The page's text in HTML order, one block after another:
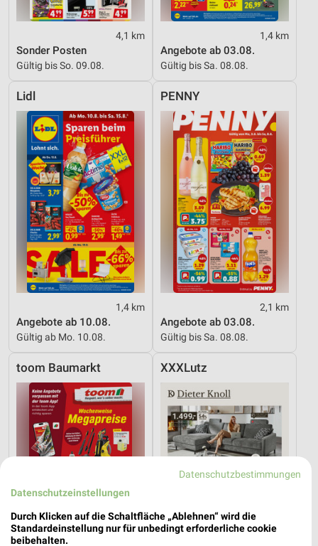
4,1 km
Sonder Posten
Gültig bis So. 09.08.
1,4 km
Angebote ab 03.08.
Gültig bis Sa. 08.08.
Lidl
1,4 km
Angebote ab 10.08.
Gültig ab Mo. 10.08.
PENNY
2,1 km
Angebote ab 03.08.
Gültig bis Sa. 08.08.
toom Baumarkt XXXLutz
Datenschutzbestimmungen
Datenschutzeinstellungen
Durch Klicken auf die Schaltfläche „Ablehnen“ wird die
Standardeinstellung nur für unbedingt erforderliche cookie
beibehalten.